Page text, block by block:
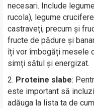
necesari. Include
rucola), legume
castraveți, precum și
fructe de pădure și
îți vor îmbogăți mesele
simți sătul și energizat.
Proteine slabe:
este important să
adăuga la lista ta de